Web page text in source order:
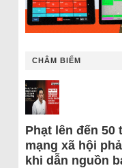
CHÂM BIẾM
Phạt lên đến
mạng xã hội
khi dẫn nguồn